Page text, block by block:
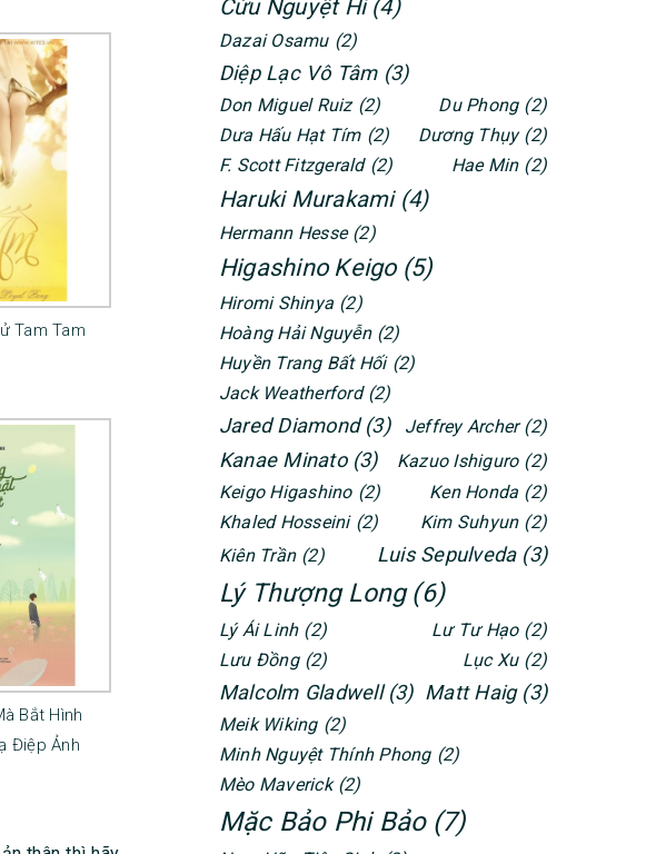
Tam Tam
Bắt Hình
Điệp Ảnh
Cửu Nguyệt Hi (4)
Dazai Osamu (2)
Diệp Lạc Vô Tâm (3)
Don Miguel Ruiz (2) Du Phong (2)
Dưa Hấu Hạt Tím (2) Dương Thụy (2)
F. Scott Fitzgerald (2) Hae Min (2)
Haruki Murakami (4)
Hermann Hesse (2)
Higashino Keigo (5)
Hiromi Shinya (2)
Hoàng Hải Nguyễn (2)
Huyền Trang Bất Hối (2)
Jack Weatherford (2)
Jared Diamond (3) Jeffrey Archer (2)
Kanae Minato (3) Kazuo Ishiguro (2)
Keigo Higashino (2) Ken Honda (2)
Khaled Hosseini (2) Kim Suhyun (2)
Kiên Trần (2) Luis Sepulveda (3)
Lý Thượng Long (6)
Lý Ái Linh (2) Lư Tư Hạo (2)
Lưu Đồng (2) Lục Xu (2)
Malcolm Gladwell (3) Matt Haig (3)
Meik Wiking (2)
Minh Nguyệt Thính Phong (2)
Mèo Maverick (2)
Mặc Bảo Phi Bảo (7)